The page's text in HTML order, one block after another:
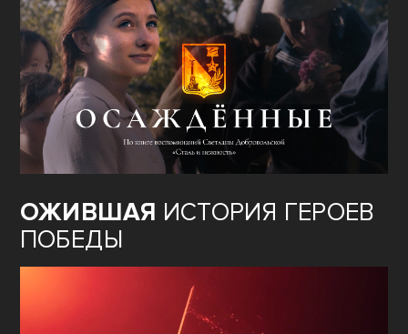
ОЖИВШАЯ ИСТОРИЯ ГЕРОЕВ
ПОБЕДЫ